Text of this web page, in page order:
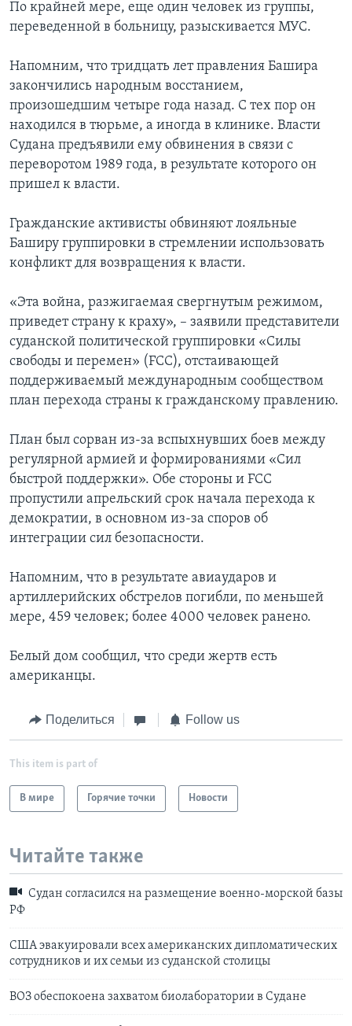
По крайней мере, еще один человек из группы,
переведенной в больницу, разыскивается МУС.
Напомним, что тридцать лет правления Башира
закончились народным восстанием,
произошедшим четыре года назад. С тех пор он
находился в тюрьме, а иногда в клинике. Власти
Судана предъявили ему обвинения в связи с
переворотом 1989 года, в результате которого он
пришел к власти.
Гражданские активисты обвиняют лояльные
Баширу группировки в стремлении использовать
конфликт для возвращения к власти.
«Эта война, разжигаемая свергнутым режимом,
приведет страну к краху», – заявили представители
суданской политической группировки «Силы
свободы и перемен» (FCC), отстаивающей
поддерживаемый международным сообществом
план перехода страны к гражданскому правлению.
План был сорван из-за вспыхнувших боев между
регулярной армией и формированиями «Сил
быстрой поддержки». Обе стороны и FCC
пропустили апрельский срок начала перехода к
демократии, в основном из-за споров об
интеграции сил безопасности.
Напомним, что в результате авиаударов и
артиллерийских обстрелов погибли, по меньшей
мере, 459 человек; более 4000 человек ранено.
Белый дом сообщил, что среди жертв есть
американцы.
Поделиться Follow us
This item is part of
В мире Горячие точки Новости
Читайте также
Судан согласился на размещение военно-морской базы
РФ
США эвакуировали всех американских дипломатических
сотрудников и их семьи из суданской столицы
ВОЗ обеспокоена захватом биолаборатории в Судане